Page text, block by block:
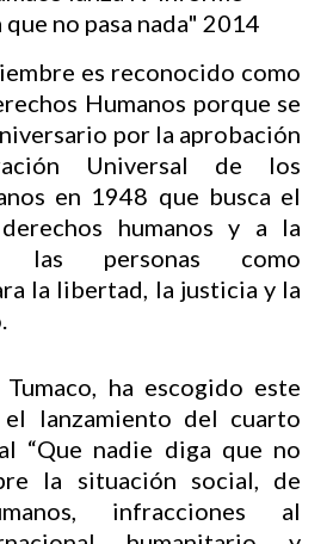
es reconocido como
Humanos porque se
por la aprobación
Universal de los
en 1948 que busca el
humanos y a la
las personas como
la libertad, la justicia y la
ha escogido este
lanzamiento del cuarto
“Que nadie diga que no
la situación social, de
infracciones al